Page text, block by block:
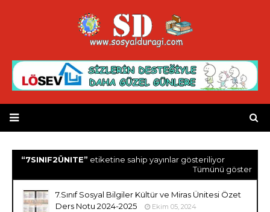
7SINIF2ÜNITE
etiketine sahip yayınlar gösteriliyor
Tümünü göster
7.Sınıf Sosyal Bilgiler Kültür ve Miras Ünitesi Özet
Ders Notu 2024-2025
Ekim 05, 2024